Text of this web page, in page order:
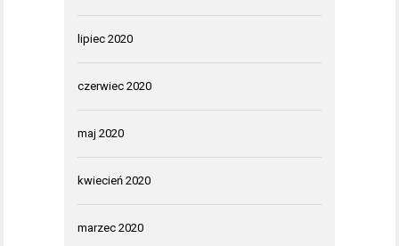
lipiec 2020
czerwiec 2020
maj 2020
kwiecień 2020
marzec 2020